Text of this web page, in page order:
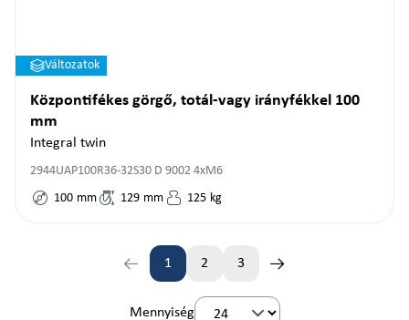
Változatok
Központifékes görgő, totál-vagy irányfékkel 100
mm
Integral twin
2944UAP100R36-32S30 D 9002 4xM6
100 mm 129 mm 125 kg
Oldal
1 2 3
Mennyiség